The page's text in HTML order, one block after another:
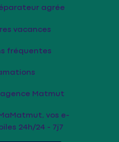
agrée
vacances
fréquentes
agence Matmut
vos e-
24h/24 - 7j7